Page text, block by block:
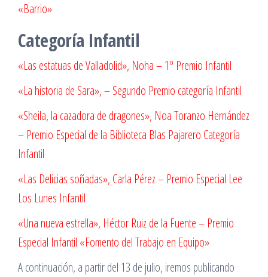
«Barrio»
Categoría Infantil
«Las estatuas de Valladolid», Noha – 1º Premio Infantil
«La historia de Sara», – Segundo Premio categoría Infantil
«Sheila, la cazadora de dragones», Noa Toranzo Hernández
– Premio Especial de la Biblioteca Blas Pajarero Categoría
Infantil
«Las Delicias soñadas», Carla Pérez – Premio Especial Lee
Los Lunes Infantil
«Una nueva estrella», Héctor Ruiz de la Fuente – Premio
Especial Infantil «Fomento del Trabajo en Equipo»
A continuación, a partir del 13 de julio, iremos publicando